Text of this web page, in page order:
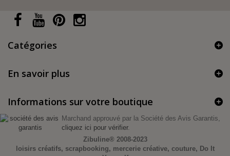
Catégories
En savoir plus
Informations sur votre boutique
Marchand approuvé par la Société des Avis Garantis,
cliquez ici pour vérifier.
Zibuline® 2008-2023
loisirs créatifs, scrapbooking, mercerie créative, couture, Do It